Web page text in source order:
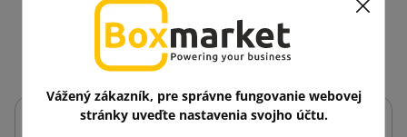
kategórii: 16
Vážený zákazník, pre správne fungovanie webovej
stránky uveďte nastavenia svojho účtu.